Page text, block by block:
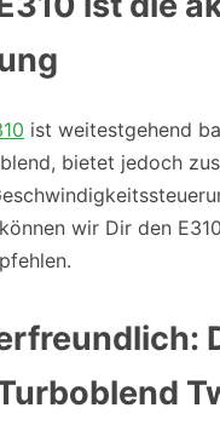
ist weitestgehend
bietet jedoch
wir Dir den